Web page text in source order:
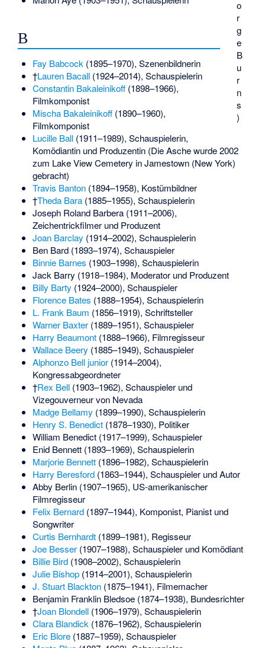
o
r
g
e
B
u
r
n
s
)
B
Fay Babcock (1895–1970), Szenenbildnerin
†Lauren Bacall(1924–2014), Schauspielerin
Constantin Bakaleinikoff(1898–1966),
Filmkomponist
Mischa Bakaleinikoff(1890–1960),
Filmkomponist
Lucille Ball(1911–1989), Schauspielerin,
Komödiantin und Produzentin (Die Asche wurde 2002
zum Lake View Cemetery in Jamestown (New York)
gebracht)
Travis Banton(1894–1958), Kostümbildner
†Theda Bara(1885–1955), Schauspielerin
Joseph Roland Barbera(1911–2006),
Zeichentrickfilmer und Produzent
Joan Barclay (1914–2002), Schauspielerin
Ben Bard(1893–1974), Schauspieler
Binnie Barnes (1903–1998), Schauspielerin
Jack Barry (1918–1984), Moderator und Produzent
Billy Barty (1924–2000), Schauspieler
Florence Bates (1888–1954), Schauspielerin
L. Frank Baum (1856–1919), Schriftsteller
Warner Baxter(1889–1951), Schauspieler
Harry Beaumont(1888–1966), Filmregisseur
Wallace Beery (1885–1949), Schauspieler
Alphonzo Bell junior(1914–2004),
Kongressabgeordneter
†Rex Bell(1903–1962), Schauspieler und
Vizegouverneur von Nevada
Madge Bellamy (1899–1990), Schauspielerin
Henry S. Benedict(1878–1930), Politiker
William Benedict(1917–1999), Schauspieler
Enid Bennett(1893–1969), Schauspielerin
Marjorie Bennett(1896–1982), Schauspielerin
Harry Beresford(1863–1944), Schauspieler und Autor
Abby Berlin(1907–1965), US-amerikanischer
Filmregisseur
Felix Bernard(1897–1944), Komponist, Pianist und
Songwriter
Curtis Bernhardt(1899–1981), Regisseur
Joe Besser(1907–1988), Schauspieler und Komödiant
Billie Bird(1908–2002), Schauspielerin
Julie Bishop(1914–2001), Schauspielerin
J. Stuart Blackton(1875–1941), Filmemacher
Benjamin Franklin Bledsoe(1874–1938), Bundesrichter
†Joan Blondell(1906–1979), Schauspielerin
Clara Blandick (1876–1962), Schauspielerin
Eric Blore(1887–1959), Schauspieler